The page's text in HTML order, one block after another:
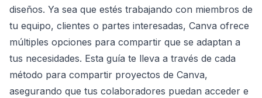
diseños. Ya sea que estés trabajando con miembros de
tu equipo, clientes o partes interesadas, Canva ofrece
múltiples opciones para compartir que se adaptan a
tus necesidades. Esta guía te lleva a través de cada
método para compartir proyectos de Canva,
asegurando que tus colaboradores puedan acceder e